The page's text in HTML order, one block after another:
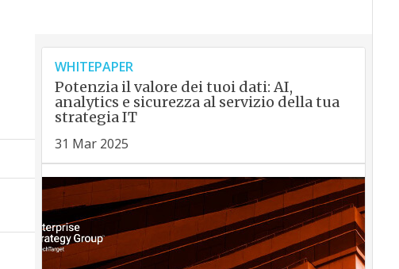
WHITEPAPER
Potenzia il valore dei tuoi dati: AI,
analytics e sicurezza al servizio della tua
strategia IT
31 Mar 2025